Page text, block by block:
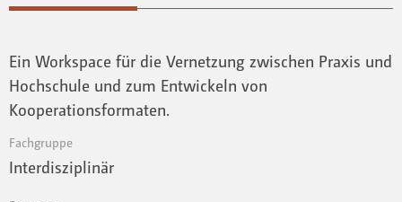
Ein Workspace für die Vernetzung zwischen Praxis und
Hochschule und zum Entwickeln von
Kooperationsformaten.
Fachgruppe
Interdisziplinär